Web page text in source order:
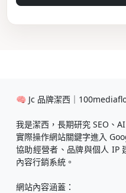
🧠 Jc 品牌潔西｜
我是潔西，長期研究 SEO、
實際操作網站關鍵字進入
協助經營者、品牌與個人 IP
內容行銷系統。
網站內容涵蓋：